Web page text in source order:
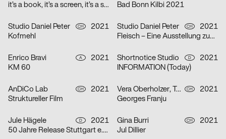
it’s a book, it’s a screen, it’s a space in between
Bad Bonn Kilbi 2021
Studio Daniel Peter CH
2021
Kofmehl
Studio Daniel Peter CH
2021
Fleisch – Eine Ausstellung zum Innenleben
Enrico Bravi A
2021
KM 60
Shortnotice Studio D
2021
INFORMATION (Today)
AnDiCo Lab CH
2021
Struktureller Film
Vera Oberholzer, Tonja Wüthrich CH
2021
Georges Franju
Jule Hägele D
2021
50 Jahre Release Stuttgart e. V.
Gina Burri CH
2021
Jul Dillier